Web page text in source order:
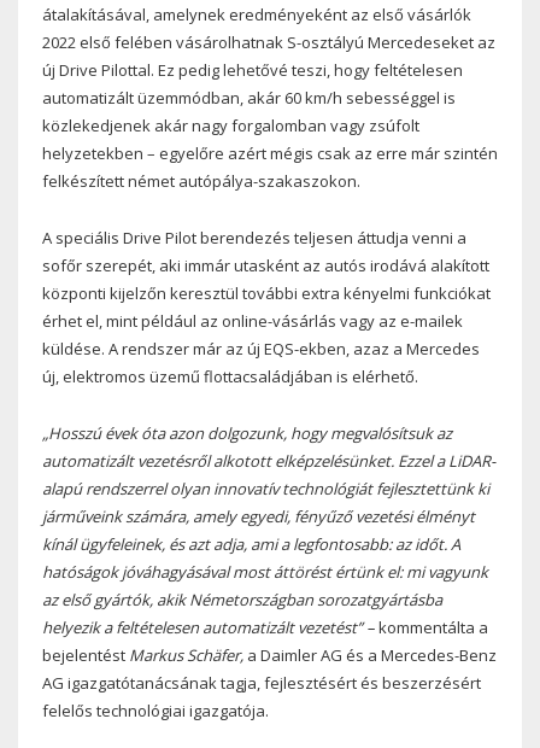
átalakításával, amelynek eredményeként az első vásárlók
2022 első felében vásárolhatnak S-osztályú Mercedeseket az
új Drive Pilottal. Ez pedig lehetővé teszi, hogy feltételesen
automatizált üzemmódban, akár 60 km/h sebességgel is
közlekedjenek akár nagy forgalomban vagy zsúfolt
helyzetekben – egyelőre azért mégis csak az erre már szintén
felkészített német autópálya-szakaszokon.
A speciális Drive Pilot berendezés teljesen áttudja venni a
sofőr szerepét, aki immár utasként az autós irodává alakított
központi kijelzőn keresztül további extra kényelmi funkciókat
érhet el, mint például az online-vásárlás vagy az e-mailek
küldése. A rendszer már az új EQS-ekben, azaz a Mercedes
új, elektromos üzemű flottacsaládjában is elérhető.
„Hosszú évek óta azon dolgozunk, hogy megvalósítsuk az
automatizált vezetésről alkotott elképzelésünket. Ezzel a LiDAR-
alapú rendszerrel olyan innovatív technológiát fejlesztettünk ki
járműveink számára, amely egyedi, fényűző vezetési élményt
kínál ügyfeleinek, és azt adja, ami a legfontosabb: az időt. A
hatóságok jóváhagyásával most áttörést értünk el: mi vagyunk
az első gyártók, akik Németországban sorozatgyártásba
helyezik a feltételesen automatizált vezetést” –kommentálta a
bejelentést Markus Schäfer, a Daimler AG és a Mercedes-Benz
AG igazgatótanácsának tagja, fejlesztésért és beszerzésért
felelős technológiai igazgatója.